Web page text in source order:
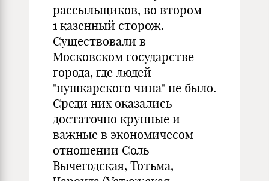
рассыльщиков, во втором –
1 казенный сторож.
Существовали в
Московском государстве
города, где людей
"пушкарского чина" не было.
Среди них оказались
достаточно крупные и
важные в экономичесом
отношении Соль
Вычегодская, Тотьма,